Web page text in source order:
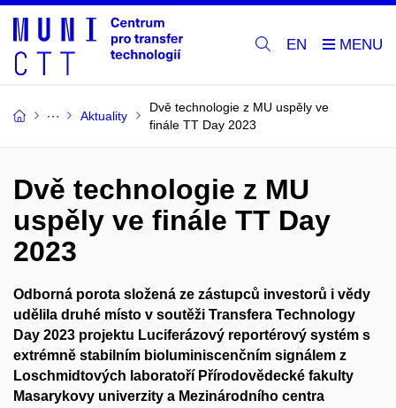
EN
Aktuality
Dvě technologie z MU uspěly ve
finále TT Day 2023
Dvě technologie z MU
uspěly ve finále TT Day
2023
Odborná porota složená ze zástupců investorů i vědy
udělila druhé místo v soutěži Transfera Technology
Day 2023 projektu Luciferázový reportérový systém s
extrémně stabilním bioluminiscenčním signálem z
Loschmidtových laboratoří Přírodovědecké fakulty
Masarykovy univerzity a Mezinárodního centra